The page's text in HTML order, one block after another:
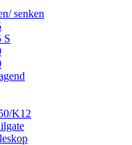
senken
S
K12